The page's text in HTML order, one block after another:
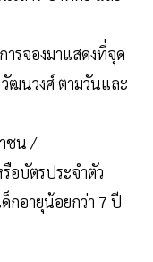
รจองมาแสดงที่จุด
ฒนวงศ์ ตามวันและ
ชน /
อบัตรประจำตัว
กอายุน้อยกว่า 7 ปี